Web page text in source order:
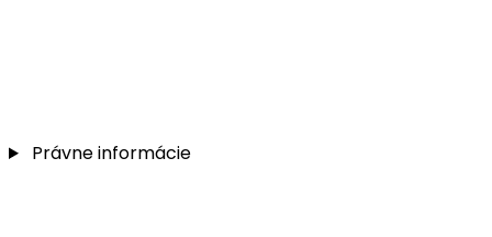
Právne informácie